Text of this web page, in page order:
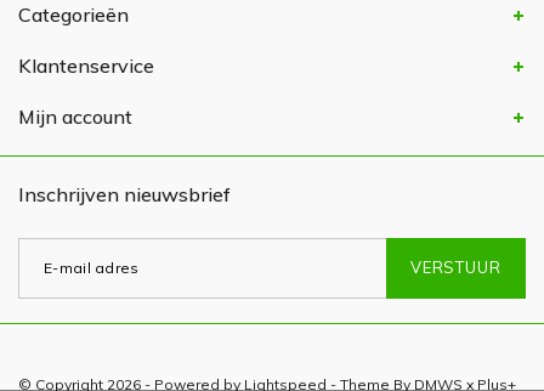
Categorieën
Klantenservice
Mijn account
Inschrijven nieuwsbrief
VERSTUUR
© Copyright 2026 - Powered by Lightspeed - Theme By DMWS x Plus+